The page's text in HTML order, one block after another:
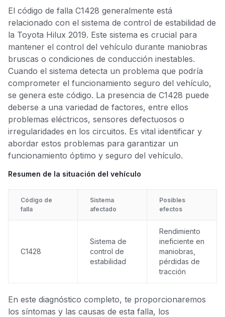
El código de falla C1428 generalmente está
relacionado con el sistema de control de estabilidad de
la Toyota Hilux 2019. Este sistema es crucial para
mantener el control del vehículo durante maniobras
bruscas o condiciones de conducción inestables.
Cuando el sistema detecta un problema que podría
comprometer el funcionamiento seguro del vehículo,
se genera este código. La presencia de C1428 puede
deberse a una variedad de factores, entre ellos
problemas eléctricos, sensores defectuosos o
irregularidades en los circuitos. Es vital identificar y
abordar estos problemas para garantizar un
funcionamiento óptimo y seguro del vehículo.
Resumen de la situación del vehículo
Código de
falla
Sistema
afectado
Posibles
efectos
C1428
Sistema de
control de
estabilidad
Rendimiento
ineficiente en
maniobras,
pérdidas de
tracción
En este diagnóstico completo, te proporcionaremos
los síntomas y las causas de esta falla, los